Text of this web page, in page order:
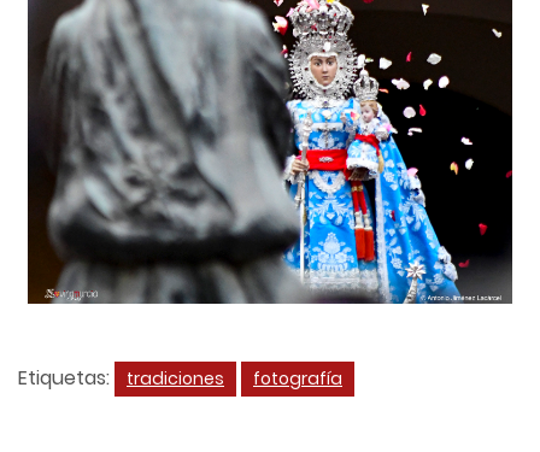
Etiquetas: tradiciones fotografía